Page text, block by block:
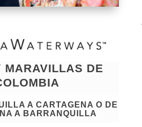
MARAVILLAS DE
A CARTAGENA O DE
A BARRANQUILLA